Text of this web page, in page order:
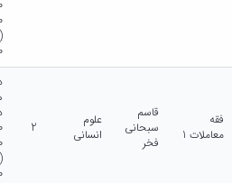
فقه
معاملات 1
قاسم
سبحانی
فخر
علوم
انسانی
2